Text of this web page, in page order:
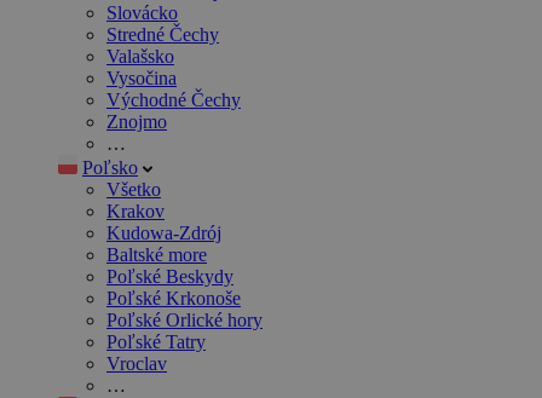
Slovácko
Stredné Čechy
Valašsko
Vysočina
Východné Čechy
Znojmo
…
Poľsko
Všetko
Krakov
Kudowa-Zdrój
Baltské more
Poľské Beskydy
Poľské Krkonoše
Poľské Orlické hory
Poľské Tatry
Vroclav
…